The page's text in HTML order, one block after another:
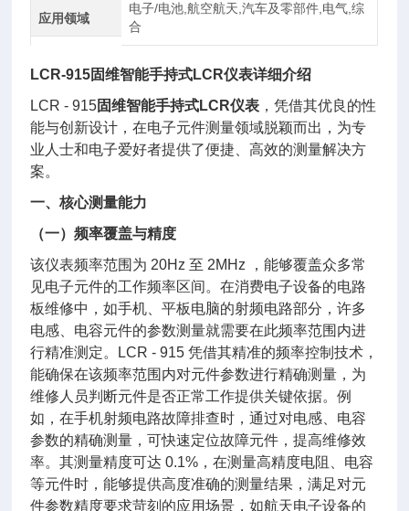
应用领域
电子/电池,航空航天,汽车及零部件,电气,综
合
LCR-915固维智能手持式LCR仪表详细介绍
LCR - 915固维智能手持式LCR仪表 ，凭借其优良的性
能与创新设计，在电子元件测量领域脱颖而出，为专
业人士和电子爱好者提供了便捷、高效的测量解决方
案。
一、核心测量能力
（一）频率覆盖与精度
该仪表频率范围为 20Hz 至 2MHz ，能够覆盖众多常
见电子元件的工作频率区间。在消费电子设备的电路
板维修中，如手机、平板电脑的射频电路部分，许多
电感、电容元件的参数测量就需要在此频率范围内进
行精准测定。LCR - 915 凭借其精准的频率控制技术，
能确保在该频率范围内对元件参数进行精确测量，为
维修人员判断元件是否正常工作提供关键依据。例
如，在手机射频电路故障排查时，通过对电感、电容
参数的精确测量，可快速定位故障元件，提高维修效
率。其测量精度可达 0.1%，在测量高精度电阻、电容
等元件时，能够提供高度准确的测量结果，满足对元
件参数精度要求苛刻的应用场景，如航天电子设备的